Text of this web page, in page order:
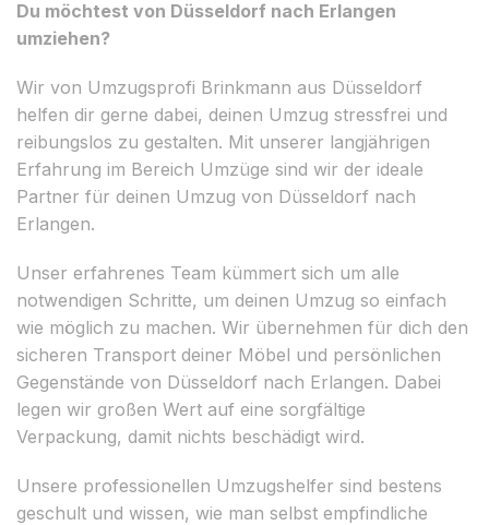
Du möchtest von Düsseldorf nach Erlangen
umziehen?
Wir von Umzugsprofi Brinkmann aus Düsseldorf
helfen dir gerne dabei, deinen Umzug stressfrei und
reibungslos zu gestalten. Mit unserer langjährigen
Erfahrung im Bereich Umzüge sind wir der ideale
Partner für deinen Umzug von Düsseldorf nach
Erlangen.
Unser erfahrenes Team kümmert sich um alle
notwendigen Schritte, um deinen Umzug so einfach
wie möglich zu machen. Wir übernehmen für dich den
sicheren Transport deiner Möbel und persönlichen
Gegenstände von Düsseldorf nach Erlangen. Dabei
legen wir großen Wert auf eine sorgfältige
Verpackung, damit nichts beschädigt wird.
Unsere professionellen Umzugshelfer sind bestens
geschult und wissen, wie man selbst empfindliche